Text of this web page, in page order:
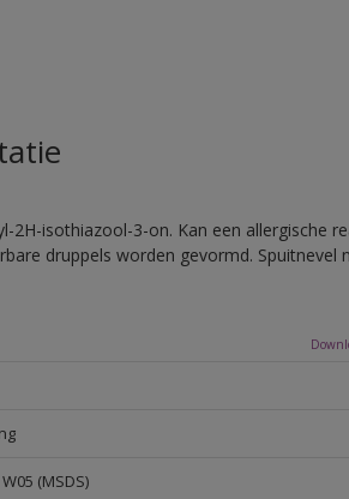
2H-isothiazool-3-on. Kan een allergische
druppels worden gevormd. Spuitnevel
(MSDS)